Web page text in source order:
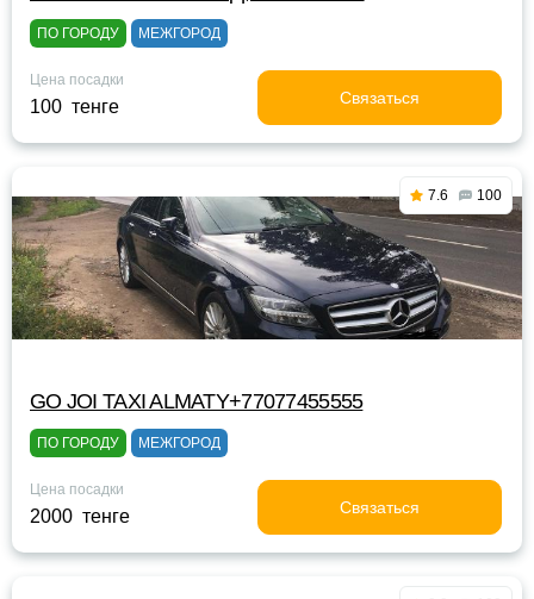
ПО ГОРОДУ МЕЖГОРОД
Цена посадки
100 тенге Связаться
7.6 100
GO JOI TAXI ALMATY+77077455555
ПО ГОРОДУ МЕЖГОРОД
Цена посадки
2000 тенге Связаться